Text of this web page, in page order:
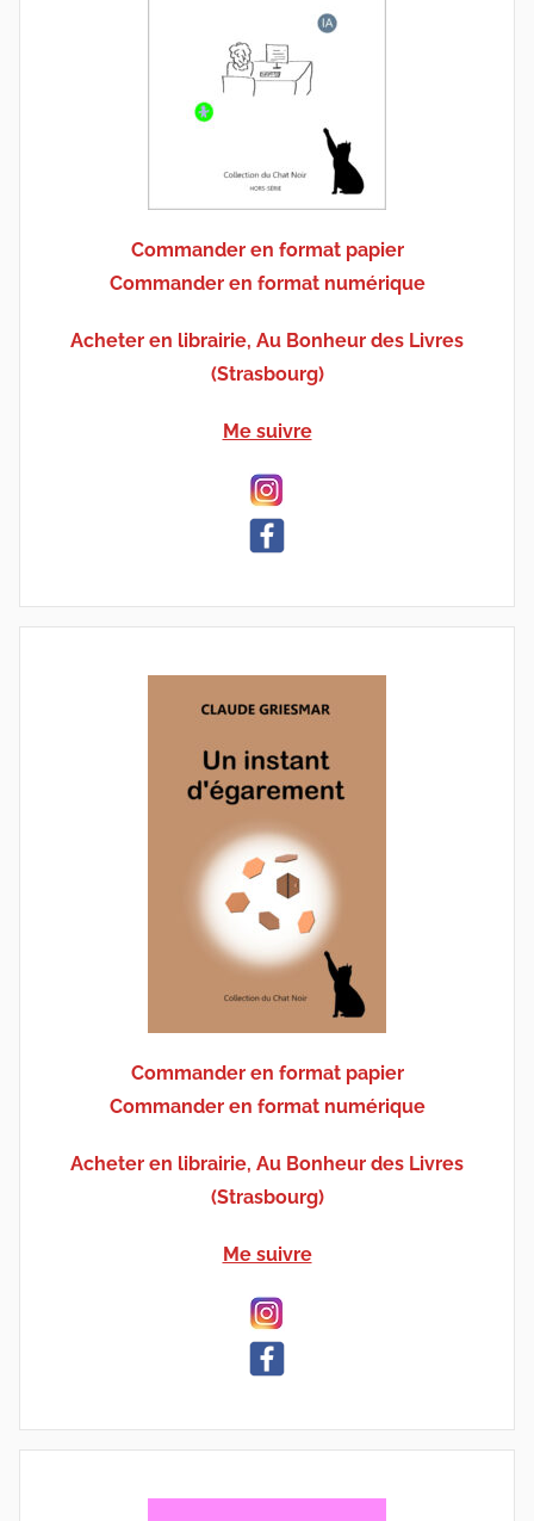
Commander en format papier
Commander en format numérique
Acheter en librairie, Au Bonheur des Livres
(Strasbourg)
Me suivre
Commander en format papier
Commander en format numérique
Acheter en librairie, Au Bonheur des Livres
(Strasbourg)
Me suivre